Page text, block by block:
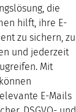
die
hilft, ihre E-
zu sichern, zu
und jederzeit
Mit
E-Mails